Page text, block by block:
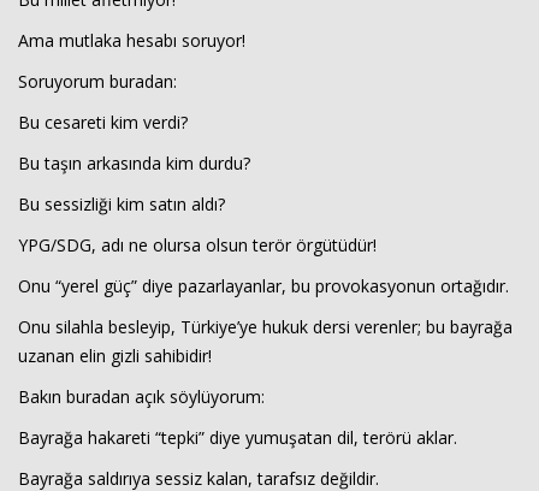
Ama mutlaka hesabı soruyor!
Soruyorum buradan:
Bu cesareti kim verdi?
Bu taşın arkasında kim durdu?
Bu sessizliği kim satın aldı?
YPG/SDG, adı ne olursa olsun terör örgütüdür!
Onu “yerel güç” diye pazarlayanlar, bu provokasyonun ortağıdır.
Onu silahla besleyip, Türkiye’ye hukuk dersi verenler; bu bayrağa
uzanan elin gizli sahibidir!
Bakın buradan açık söylüyorum:
Bayrağa hakareti “tepki” diye yumuşatan dil, terörü aklar.
Bayrağa saldırıya sessiz kalan, tarafsız değildir.